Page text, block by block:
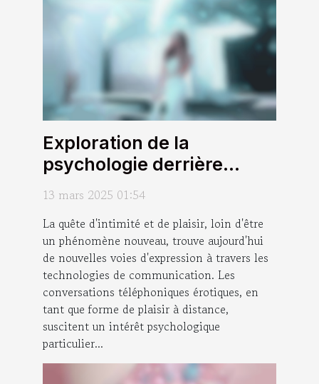
Exploration de la
psychologie derrière
l'attrait des conversations
13 mars 2025 01:54
La quête d'intimité et de plaisir, loin d'être
un phénomène nouveau, trouve aujourd'hui
de nouvelles voies d'expression à travers les
technologies de communication. Les
conversations téléphoniques érotiques, en
tant que forme de plaisir à distance,
suscitent un intérêt psychologique
particulier...